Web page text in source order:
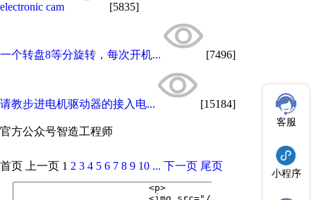
electronic cam [5835]
一个转盘8等分旋转，每次开机... [7496]
请教步进电机驱动器的接入电... [15184]
官方公众号智造工程师
客服
小程序
首页 上一页 1 2 3 4 5 6 7 8 9 10 ... 下一页 尾页